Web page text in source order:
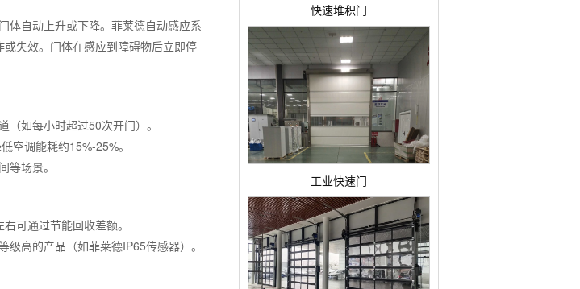
体自动上升或下降。菲莱德自动感应系
失效。门体在感应到障碍物后立即停
如每小时超过50次开门）。
空调能耗约15%-25%。
场景。
可通过节能回收差额。
高的产品（如菲莱德IP65传感器）。
快速堆积门
工业快速门